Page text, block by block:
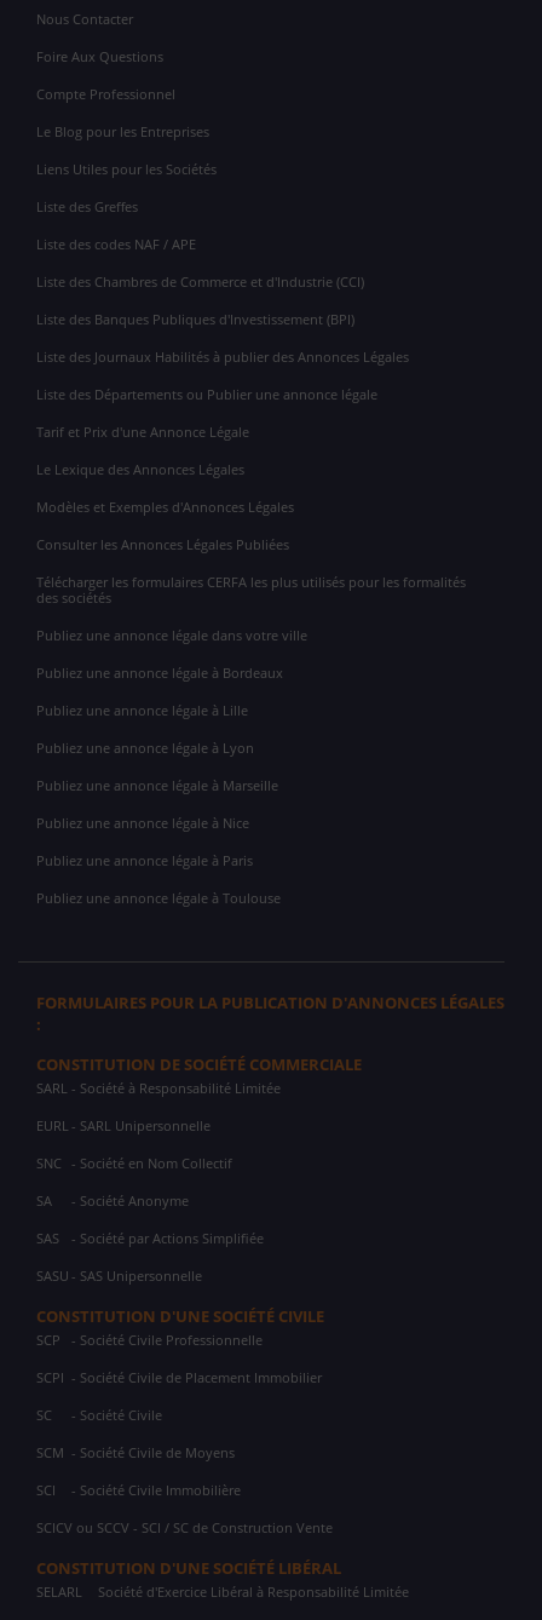
Nous Contacter
Foire Aux Questions
Compte Professionnel
Le Blog pour les Entreprises
Liens Utiles pour les Sociétés
Liste des Greffes
Liste des codes NAF / APE
Liste des Chambres de Commerce et d'Industrie (CCI)
Liste des Banques Publiques d'Investissement (BPI)
Liste des Journaux Habilités à publier des Annonces Légales
Liste des Départements ou Publier une annonce légale
Tarif et Prix d'une Annonce Légale
Le Lexique des Annonces Légales
Modèles et Exemples d'Annonces Légales
Consulter les Annonces Légales Publiées
Télécharger les formulaires CERFA les plus utilisés pour les formalités
des sociétés
Publiez une annonce légale dans votre ville
Publiez une annonce légale à Bordeaux
Publiez une annonce légale à Lille
Publiez une annonce légale à Lyon
Publiez une annonce légale à Marseille
Publiez une annonce légale à Nice
Publiez une annonce légale à Paris
Publiez une annonce légale à Toulouse
FORMULAIRES POUR LA PUBLICATION D'ANNONCES LÉGALES
:
CONSTITUTION DE SOCIÉTÉ COMMERCIALE
SARL - Société à Responsabilité Limitée
EURL - SARL Unipersonnelle
SNC - Société en Nom Collectif
SA - Société Anonyme
SAS - Société par Actions Simplifiée
SASU - SAS Unipersonnelle
CONSTITUTION D'UNE SOCIÉTÉ CIVILE
SCP - Société Civile Professionnelle
SCPI - Société Civile de Placement Immobilier
SC - Société Civile
SCM - Société Civile de Moyens
SCI - Société Civile Immobilière
SCICV ou SCCV - SCI / SC de Construction Vente
CONSTITUTION D'UNE SOCIÉTÉ LIBÉRAL
SELARL Société d'Exercice Libéral à Responsabilité Limitée